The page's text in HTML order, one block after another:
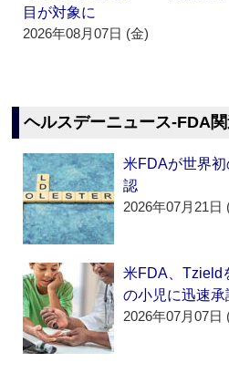
目が対象に
2026年08月07日 (金)
ヘルスデーニュース‐FDA関
米FDAが世界
認
2026年07月21日
米FDA、Tzield
の小児に迅速承
2026年07月07日